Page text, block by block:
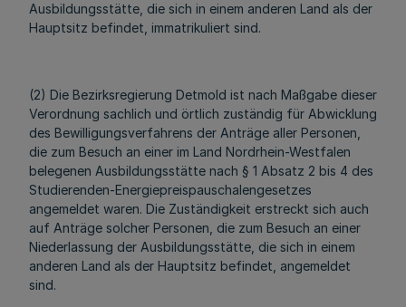
Ausbildungsstätte, die sich in einem anderen Land als der
Hauptsitz befindet, immatrikuliert sind.
(2) Die Bezirksregierung Detmold ist nach Maßgabe dieser
Verordnung sachlich und örtlich zuständig für Abwicklung
des Bewilligungsverfahrens der Anträge aller Personen,
die zum Besuch an einer im Land Nordrhein-Westfalen
belegenen Ausbildungsstätte nach § 1 Absatz 2 bis 4 des
Studierenden-Energiepreispauschalengesetzes
angemeldet waren. Die Zuständigkeit erstreckt sich auch
auf Anträge solcher Personen, die zum Besuch an einer
Niederlassung der Ausbildungsstätte, die sich in einem
anderen Land als der Hauptsitz befindet, angemeldet
sind.